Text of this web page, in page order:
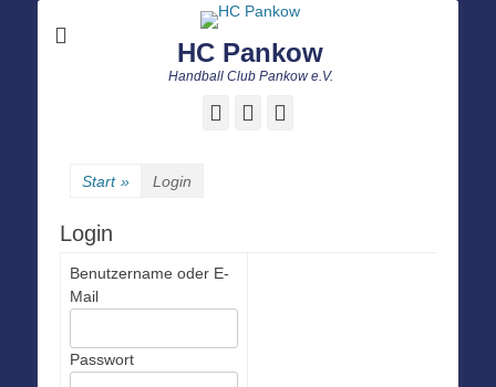
HC Pankow
Handball Club Pankow e.V.
Facebook
Start » Login
Login
Benutzername oder E-
Mail
Passwort